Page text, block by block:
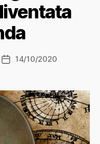
Data14/10/2020